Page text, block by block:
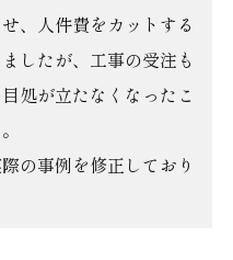
、人件費をカットする
したが、工事の受注も
処が立たなくなったこ
の事例を修正しており